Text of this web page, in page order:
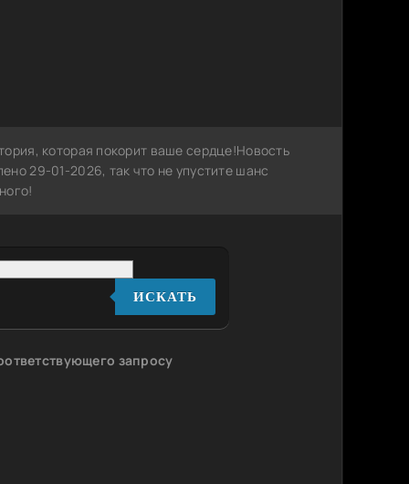
которая покорит ваше сердце!Новость
29-01-2026, так что не упустите шанс
ИСКАТЬ
запросу